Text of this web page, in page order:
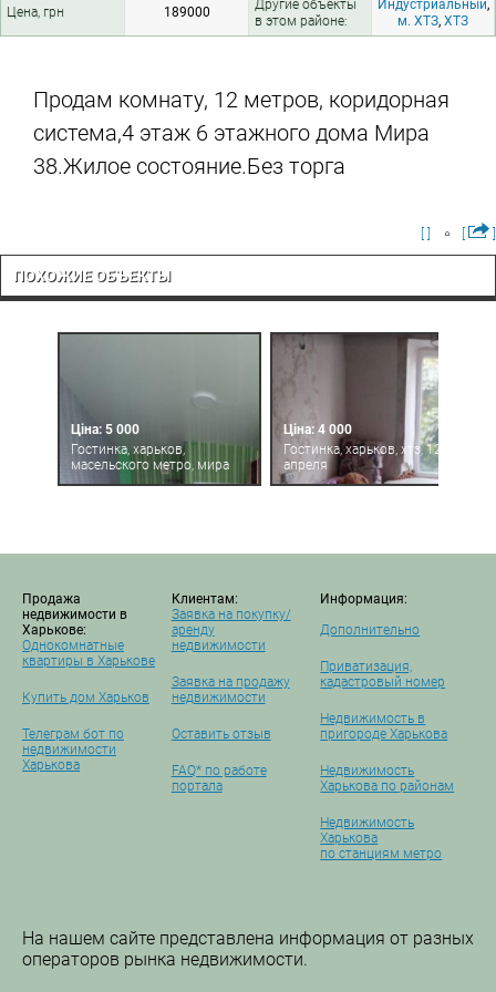
Цена, грн 189000
Другие объекты
в этом районе:
Индустриальный,
м. ХТЗ, ХТЗ
Продам комнату, 12 метров, коридорная
система,4 этаж 6 этажного дома Мира
38.Жилое состояние.Без торга
ПОХОЖИЕ ОБЪЕКТЫ
Ціна: 5 000
Гостинка, харьков,
масельского метро, мира
Ціна: 4 000
Гостинка, харьков, хтз, 12-го
апреля
Продажа
недвижимости в
Харькове:
Однокомнатные
квартиры в Харькове
Купить дом Харьков
Телеграм бот по
недвижимости
Харькова
Клиентам:
Заявка на покупку/
аренду
недвижимости
Заявка на продажу
недвижимости
Оставить отзыв
FAQ* по работе
портала
Информация:
Дополнительно
Приватизация,
кадастровый номер
Недвижимость в
пригороде Харькова
Недвижимость
Харькова по районам
Недвижимость
Харькова
по станциям метро
На нашем сайте представлена информация от разных
операторов рынка недвижимости.